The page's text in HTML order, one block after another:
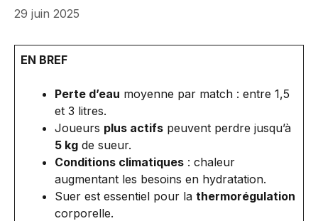
29 juin 2025
EN BREF
Perte d’eau moyenne par match : entre 1,5
et 3 litres.
Joueurs plus actifs peuvent perdre jusqu’à
5 kg de sueur.
Conditions climatiques : chaleur
augmentant les besoins en hydratation.
Suer est essentiel pour la thermorégulation
corporelle.